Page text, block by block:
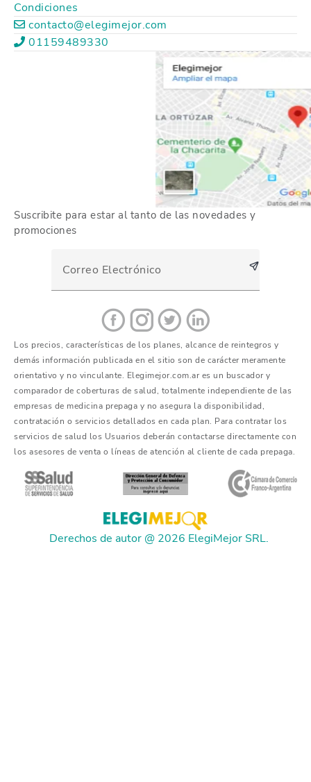
Condiciones
contacto@elegimejor.com
01159489330
Suscribite para estar al tanto de las novedades y
promociones
Los precios, características de los planes, alcance de reintegros y
demás información publicada en el sitio son de carácter meramente
orientativo y no vinculante. Elegimejor.com.ar es un buscador y
comparador de coberturas de salud, totalmente independiente de las
empresas de medicina prepaga y no asegura la disponibilidad,
contratación o servicios detallados en cada plan. Para contratar los
servicios de salud los Usuarios deberán contactarse directamente con
los asesores de venta o líneas de atención al cliente de cada prepaga.
Derechos de autor @ 2026 ElegiMejor SRL.